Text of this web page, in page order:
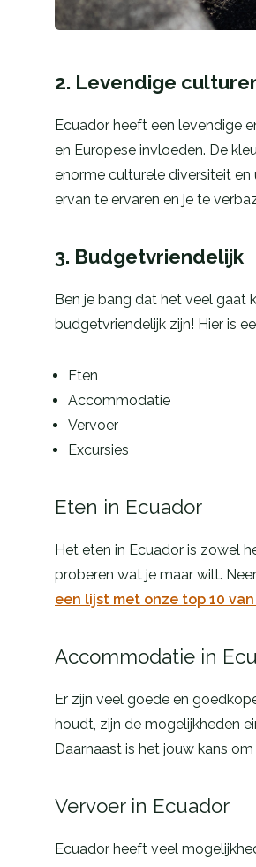
2. Levendige
Ecuador heeft een levendige
en Europese invloeden. De
enorme culturele diversiteit en
ervan te ervaren en je te
3. Budgetvriendelijk
Ben je bang dat het veel gaat
budgetvriendelijk zijn! Hier is
Eten
Accommodatie
Vervoer
Excursies
Eten in Ecuador
Het eten in Ecuador is zowel
proberen wat je maar wilt.
een lijst met onze top 10
Accommodatie in
Er zijn veel goede en
houdt, zijn de mogelijkheden
Daarnaast is het jouw kans
Vervoer in Ecuador
Ecuador heeft veel